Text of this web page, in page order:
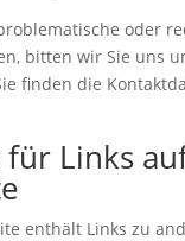
oder
bitten wir Sie uns
finden die
für Links
enthält Links zu